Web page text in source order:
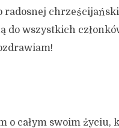
radosnej
do wszystkich
o całym swoim życiu,